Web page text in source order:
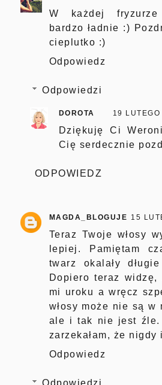
W każdej
bardzo ładnie :)
cieplutko :)
Odpowiedz
Odpowiedzi
DOROTA 19
Dziękuję Ci
Cię serdecznie
ODPOWIEDZ
MAGDA_BLOGUJE 15
Teraz Twoje włosy
lepiej. Pamiętam
twarz okalały
Dopiero teraz widzę,
mi uroku a wręcz
włosy może nie są
ale i tak nie jest źle.
zarzekałam, że
Odpowiedz
Odpowiedzi